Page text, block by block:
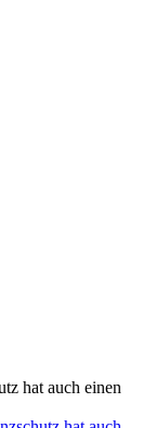
hat auch einen